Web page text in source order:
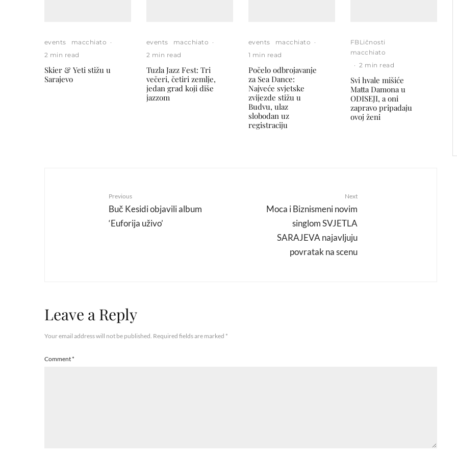
events macchiato ·
2 min read
Skier & Yeti stižu u
Sarajevo
events macchiato ·
2 min read
Tuzla Jazz Fest: Tri
večeri, četiri zemlje,
jedan grad koji diše
jazzom
events macchiato ·
1 min read
Počelo odbrojavanje
za Sea Dance:
Najveće svjetske
zvijezde stižu u
Budvu, ulaz
slobodan uz
registraciju
FBLičnosti
macchiato
· 2 min read
Svi hvale mišiće
Matta Damona u
ODISEJI, a oni
zapravo pripadaju
ovoj ženi
Previous
Buč Kesidi objavili album
‘Euforija uživo’
Next
Moca i Biznismeni novim
singlom SVJETLA
SARAJEVA najavljuju
povratak na scenu
Leave a Reply
Your email address will not be published. Required fields are marked *
Comment*